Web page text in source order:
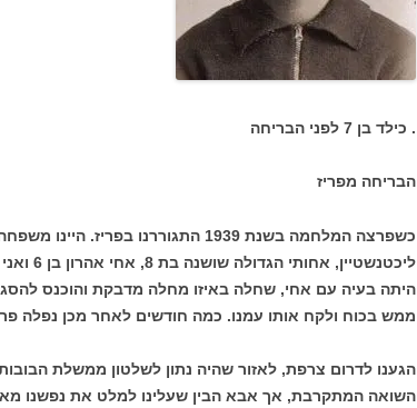
. כילד בן 7 לפני הבריחה
הבריחה מפריז
כשפרצה המלחמה בשנת 1939 התגוררנו
היתה בעיה עם אחי, שחלה באיזו מחלה מדבקת והוכנס
ממש בכוח ולקח אותו עמנו. כמה חודשים לאחר מכן נפלה
הגענו לדרום צרפת, לאזור שהיה נתון לשלטון ממשלת
השואה המתקרבת, אך אבא הבין שעלינו למלט את נפשנו